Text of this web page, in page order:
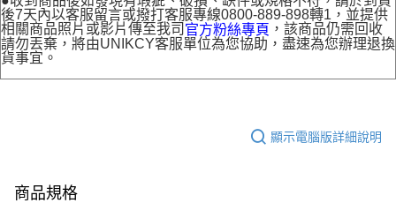
後7天內以客服留言或撥打客服專線0800-889-898轉1，並提供
相關商品照片或影片傳至我司 官方粉絲專頁 ，該商品仍需回收
請勿丟棄，將由UNIKCY客服單位為您協助，盡速為您辦理退換
貨事宜。
顯示電腦版詳細說明
商品規格